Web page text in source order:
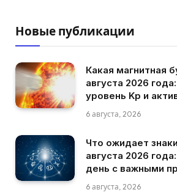
Новые публикации
Какая магнитная
августа 2026
уровень Kp и
6 августа, 2026
Что ожидает
августа 2026
день с важными
6 августа, 2026